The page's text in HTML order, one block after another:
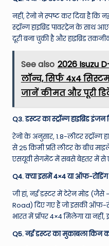
नहीं, रेनो ने स्पष्ट कर दिया है कि
स्ट्रॉन्ग हाइब्रिड पावरट्रेन के
दूरी बना चुकी है और हाइब्रिड
See also 2026 Isuzu
लॉन्च, सिर्फ 4x4
जानें कीमत और पूरी
Q3. डस्टर का स्ट्रॉन्ग हाइब्रिड
रेनो के अनुसार, 1.8-लीटर स्ट्रॉन्ग
से 25 किमी प्रति लीटर के बीच
एसयूवी सेगमेंट में सबसे बेहतर में से
Q4. क्या इसमें 4×4 या ऑफ-
जी हां, नई डस्टर में टेरेन मोड
Road) दिए गए हैं जो इसकी ऑफ-
भारत में प्रॉपर 4×4 मिलेगा या
Q5. नई डस्टर का मुकाबला किन